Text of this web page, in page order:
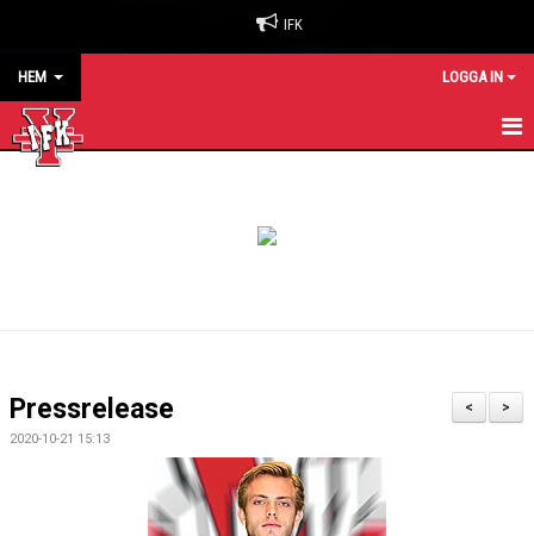
IFK
HEM LOGGA IN
KALENDER
>
<
Pressrelease
2020-10-21 15:13